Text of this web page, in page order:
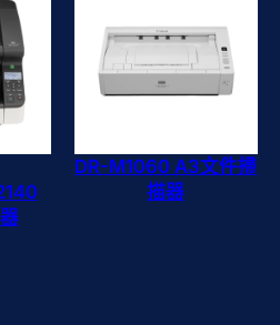
DR-M1060 A3文件掃
描器